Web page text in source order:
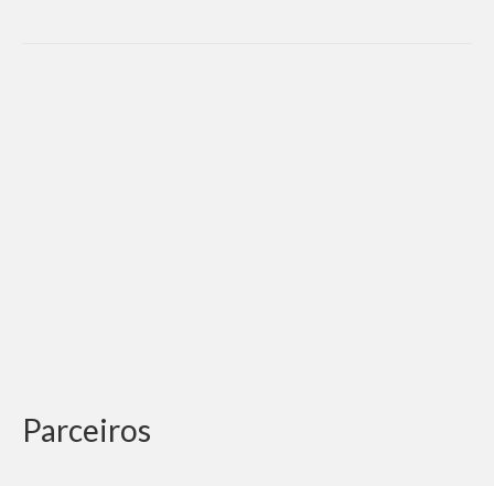
Parceiros